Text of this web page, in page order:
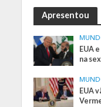
Apresentou
EUA
na
EUA